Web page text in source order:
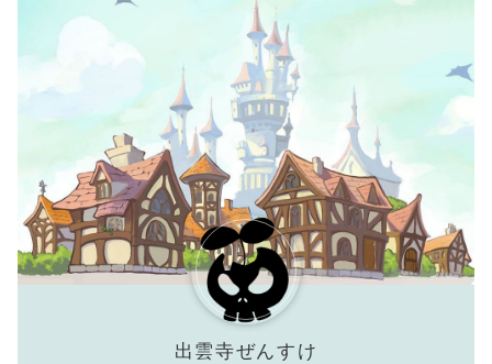
出雲寺ぜんすけ